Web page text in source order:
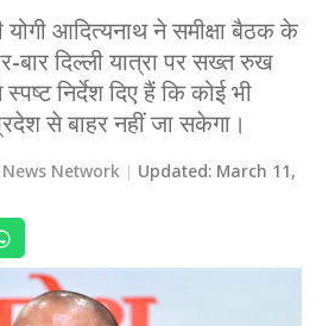
आदित्यनाथ ने समीक्षा बैठक के
बार दिल्ली यात्रा पर सख्त रुख
निर्देश दिए हैं कि कोई भी
से बाहर नहीं जा सकेगा।
Network Updated: March 11,